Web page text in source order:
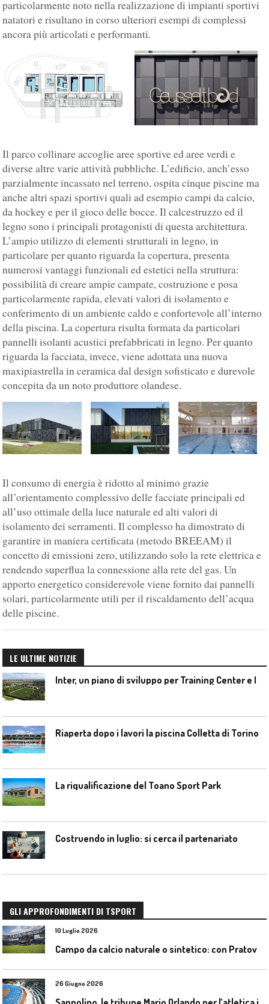
particolarmente noto nella realizzazione di impianti sportivi
natatori e risultano in corso ulteriori esempi di complessi
ancora più articolati e performanti.
Il parco collinare accoglie aree sportive ed aree verdi e
diverse altre varie attività pubbliche. L’edificio, anch’esso
parzialmente incassato nel terreno, ospita cinque piscine ma
anche altri spazi sportivi quali ad esempio campi da calcio,
da hockey e per il gioco delle bocce. Il calcestruzzo ed il
legno sono i principali protagonisti di questa architettura.
L’ampio utilizzo di elementi strutturali in legno, in
particolare per quanto riguarda la copertura, presenta
numerosi vantaggi funzionali ed estetici nella struttura:
possibilità di creare ampie campate, costruzione e posa
particolarmente rapida, elevati valori di isolamento e
conferimento di un ambiente caldo e confortevole all’interno
della piscina. La copertura risulta formata da particolari
pannelli isolanti acustici prefabbricati in legno. Per quanto
riguarda la facciata, invece, viene adottata una nuova
maxipiastrella in ceramica dal design sofisticato e durevole
concepita da un noto produttore olandese.
Il consumo di energia è ridotto al minimo grazie
all’orientamento complessivo delle facciate principali ed
all’uso ottimale della luce naturale ed alti valori di
isolamento dei serramenti. Il complesso ha dimostrato di
garantire in maniera certificata (metodo BREEAM) il
concetto di emissioni zero, utilizzando solo la rete elettrica e
rendendo superflua la connessione alla rete del gas. Un
apporto energetico considerevole viene fornito dai pannelli
solari, particolarmente utili per il riscaldamento dell’acqua
delle piscine.
LE ULTIME NOTIZIE
Riaperta dopo i lavori la piscina Colletta di Torino
La riqualificazione del Toano Sport Park
Costruendo in luglio: si cerca il partenariato
GLI APPROFONDIMENTI DI TSPORT
10 Luglio 2026
26 Giugno 2026